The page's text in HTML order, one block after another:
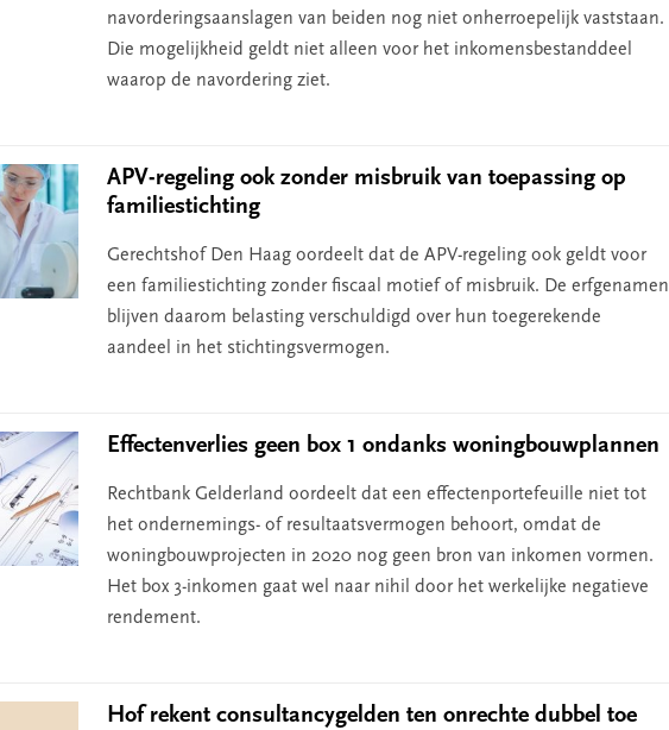
navorderingsaanslagen van beiden nog niet onherroepelijk vaststaan.
Die mogelijkheid geldt niet alleen voor het inkomensbestanddeel
waarop de navordering ziet.
APV-regeling ook zonder misbruik van toepassing op
familiestichting
Gerechtshof Den Haag oordeelt dat de APV-regeling ook geldt voor
een familiestichting zonder fiscaal motief of misbruik. De erfgenamen
blijven daarom belasting verschuldigd over hun toegerekende
aandeel in het stichtingsvermogen.
Effectenverlies geen box 1 ondanks woningbouwplannen
Rechtbank Gelderland oordeelt dat een effectenportefeuille niet tot
het ondernemings- of resultaatsvermogen behoort, omdat de
woningbouwprojecten in 2020 nog geen bron van inkomen vormen.
Het box 3-inkomen gaat wel naar nihil door het werkelijke negatieve
rendement.
Hof rekent consultancygelden ten onrechte dubbel toe